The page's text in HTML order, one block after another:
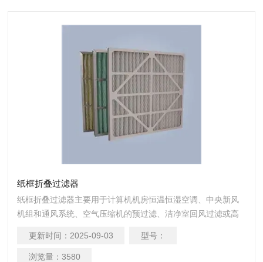
纸框折叠过滤器
纸框折叠过滤器主要用于计算机机房恒温恒湿空调、中央新风
机组和通风系统、空气压缩机的预过滤、洁净室回风过滤或高
更新时间： 2025-09-03 型号：
浏览量： 3580